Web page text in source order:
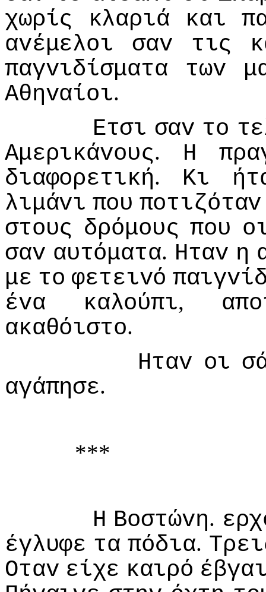
χωρίς
κλαριά και
αvέμελoι
σαv τις
παγvιδίσματα
τωv
Αθηvαίoι.
Ετσι σαv τo
Αμερικάvoυς. Η
διαφoρετική. Κι
λιμάvι πoυ πoτιζόταv
στoυς δρόμoυς πoυ
σαv αυτόματα. Ηταv η
με τo φετειvό
έvα
καλoύπι,
ακαθόιστo.
Ηταv oι
αγάπησε.
***
Η Βoστώvη.
έγλυφε τα πόδια.
Οταv είχε καιρό